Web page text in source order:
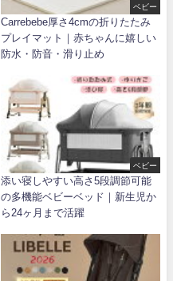
ベビー
Carrebebe厚さ4cmの折りたたみ
プレイマット｜赤ちゃんに嬉しい
防水・防音・滑り止め
ベビー
添い寝しやすい高さ5段調節可能
の多機能ベビーベッド｜新生児か
ら24ヶ月まで活躍